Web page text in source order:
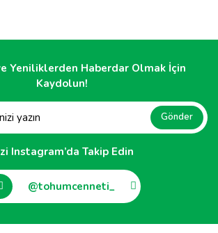
Yeniliklerden Haberdar Olmak İçin
Kaydolun!
Gönder
Instagram’da Takip Edin
@tohumcenneti_